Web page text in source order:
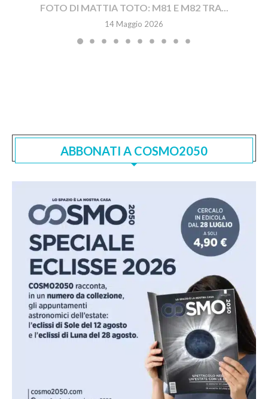
FOTO DI MATTIA TOTO: M81 E M82 TRA...
14 Maggio 2026
ABBONATI A COSMO2050